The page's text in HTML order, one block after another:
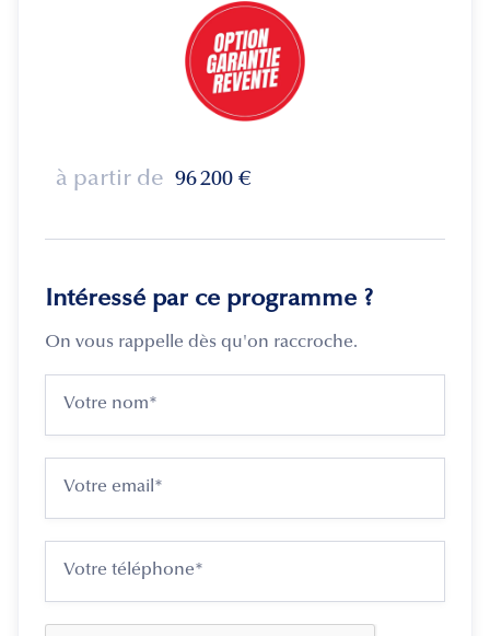
à partir de 96 200 €
Intéressé par ce programme ?
On vous rappelle dès qu'on raccroche.